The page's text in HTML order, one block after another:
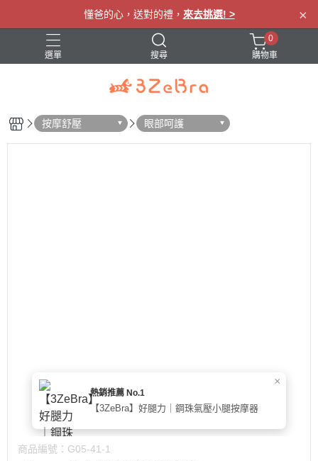
懂爸的心，送對的禮， 來去挑選! > ×
選單 搜尋
眼罩 肩頸按摩 腰部按摩 腿部按摩
0
購物車
按摩舒壓 眼部呵護
×
熱銷推薦 No.1
【3ZeBra】好腿力｜鋼珠氣壓小腿按摩器
商品編號： G05-41-1